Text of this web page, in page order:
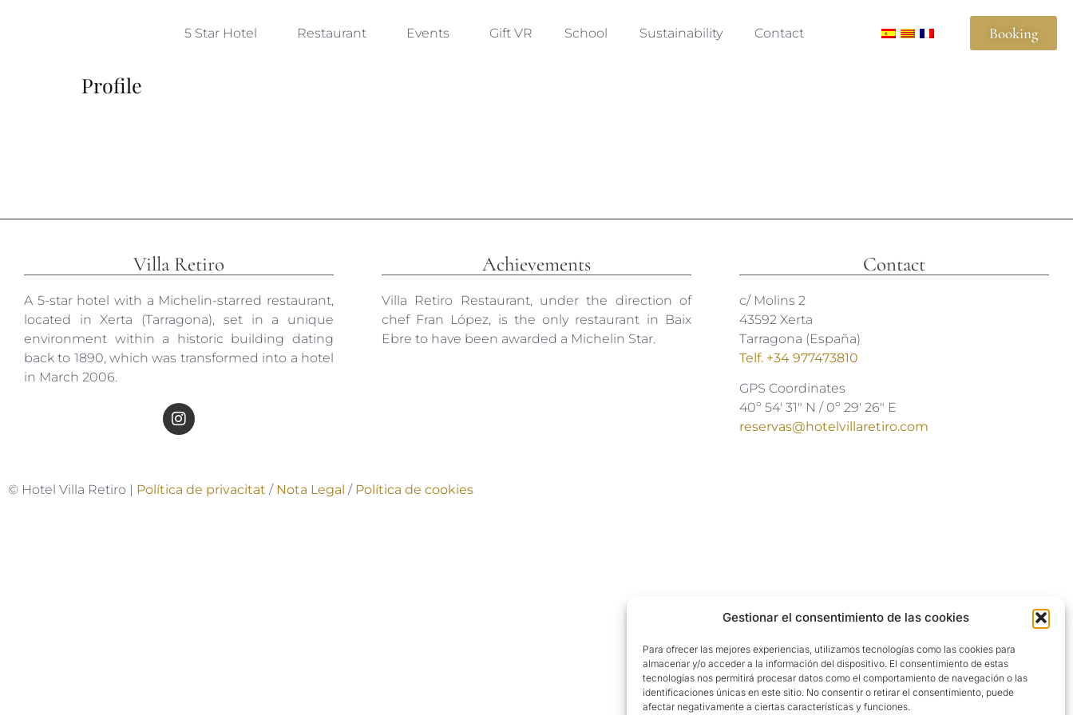
Gestionar el consentimiento de las cookies
Para ofrecer las mejores experiencias, utilizamos tecnologías como las cookies para
almacenar y/o acceder a la información del dispositivo. El consentimiento de estas
tecnologías nos permitirá procesar datos como el comportamiento de navegación o las
identificaciones únicas en este sitio. No consentir o retirar el consentimiento, puede
afectar negativamente a ciertas características y funciones.
5 Star Hotel Restaurant Events Gift VR School Sustainability Contact Booking
Profile
Villa Retiro
A 5-star hotel with a Michelin-starred restaurant,
located in Xerta (Tarragona), set in a unique
environment within a historic building dating
back to 1890, which was transformed into a hotel
in March 2006.
Achievements
Villa Retiro Restaurant, under the direction of
chef Fran López, is the only restaurant in Baix
Ebre to have been awarded a Michelin Star.
Contact
c/ Molins 2
43592 Xerta
Tarragona (España)
Telf. +34 977473810
GPS Coordinates
40º 54′ 31″ N / 0º 29′ 26″ E
reservas@hotelvillaretiro.com
© Hotel Villa Retiro | Política de privacitat / Nota Legal / Política de cookies